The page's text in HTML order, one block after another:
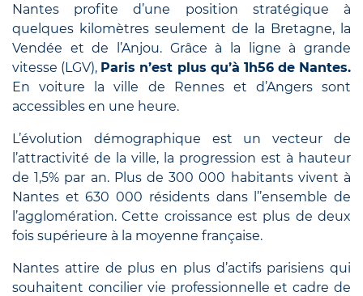
Nantes profite d’une position stratégique à
quelques kilomètres seulement de la Bretagne, la
Vendée et de l’Anjou. Grâce à la ligne à grande
vitesse (LGV), Paris n’est plus qu’à 1h56 de Nantes.
En voiture la ville de Rennes et d’Angers sont
accessibles en une heure.
L’évolution démographique est un vecteur de
l’attractivité de la ville, la progression est à hauteur
de 1,5% par an. Plus de 300 000 habitants vivent à
Nantes et 630 000 résidents dans l’’ensemble de
l’agglomération. Cette croissance est plus de deux
fois supérieure à la moyenne française.
Nantes attire de plus en plus d’actifs parisiens qui
souhaitent concilier vie professionnelle et cadre de